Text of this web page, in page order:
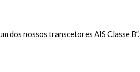
dos nossos transcetores AIS Classe B”.